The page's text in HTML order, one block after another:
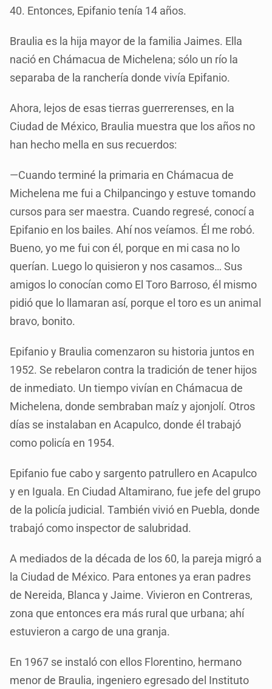
40. Entonces, Epifanio tenía 14 años.
Braulia es la hija mayor de la familia Jaimes. Ella
nació en Chámacua de Michelena; sólo un río la
separaba de la ranchería donde vivía Epifanio.
Ahora, lejos de esas tierras guerrerenses, en la
Ciudad de México, Braulia muestra que los años no
han hecho mella en sus recuerdos:
—Cuando terminé la primaria en Chámacua de
Michelena me fui a Chilpancingo y estuve tomando
cursos para ser maestra. Cuando regresé, conocí a
Epifanio en los bailes. Ahí nos veíamos. Él me robó.
Bueno, yo me fui con él, porque en mi casa no lo
querían. Luego lo quisieron y nos casamos… Sus
amigos lo conocían como El Toro Barroso, él mismo
pidió que lo llamaran así, porque el toro es un animal
bravo, bonito.
Epifanio y Braulia comenzaron su historia juntos en
1952. Se rebelaron contra la tradición de tener hijos
de inmediato. Un tiempo vivían en Chámacua de
Michelena, donde sembraban maíz y ajonjolí. Otros
días se instalaban en Acapulco, donde él trabajó
como policía en 1954.
Epifanio fue cabo y sargento patrullero en Acapulco
y en Iguala. En Ciudad Altamirano, fue jefe del grupo
de la policía judicial. También vivió en Puebla, donde
trabajó como inspector de salubridad.
A mediados de la década de los 60, la pareja migró a
la Ciudad de México. Para entones ya eran padres
de Nereida, Blanca y Jaime. Vivieron en Contreras,
zona que entonces era más rural que urbana; ahí
estuvieron a cargo de una granja.
En 1967 se instaló con ellos Florentino, hermano
menor de Braulia, ingeniero egresado del Instituto